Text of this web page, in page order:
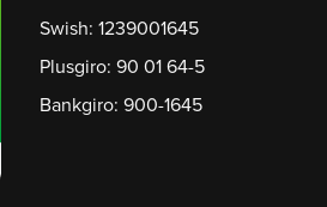
Swish: 1239001645
Plusgiro: 90 01 64-5
Bankgiro: 900-1645